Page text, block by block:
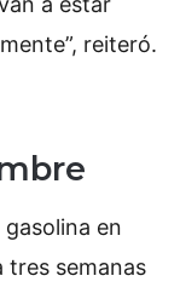
reiteró.
en
tres semanas